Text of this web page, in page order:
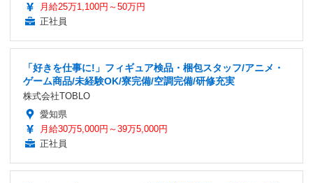
月給25万1,100円～50万円
正社員
「好きを仕事に!」フィギュア検品・梱包スタッフ/アニメ・
ゲーム商品/未経験OK/寮完備/空調完備/研修充実
株式会社TOBLO
愛知県
月給30万5,000円～39万5,000円
正社員